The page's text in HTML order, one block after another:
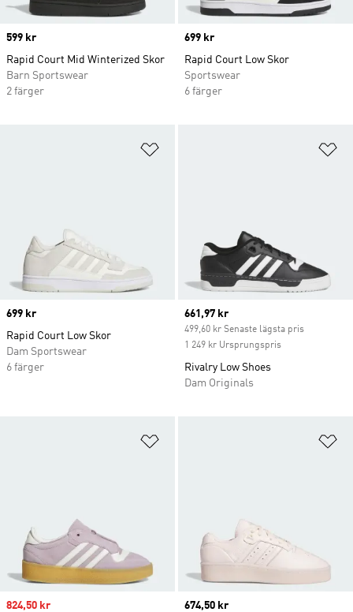
Price
599 kr
Rapid Court Mid Winterized Skor
Barn Sportswear
2 färger
Price
699 kr
Rapid Court Low Skor
Sportswear
6 färger
Price
699 kr
Rapid Court Low Skor
Dam Sportswear
6 färger
Current price
661,97 kr
499,60 kr Senaste lägsta pris
1 249 kr Ursprungspris
Rivalry Low Shoes
Dam Originals
Sale price
824,50 kr Current price
674,50 kr